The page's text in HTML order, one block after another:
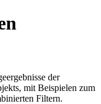
der
mit Beispielen zum
Filtern.